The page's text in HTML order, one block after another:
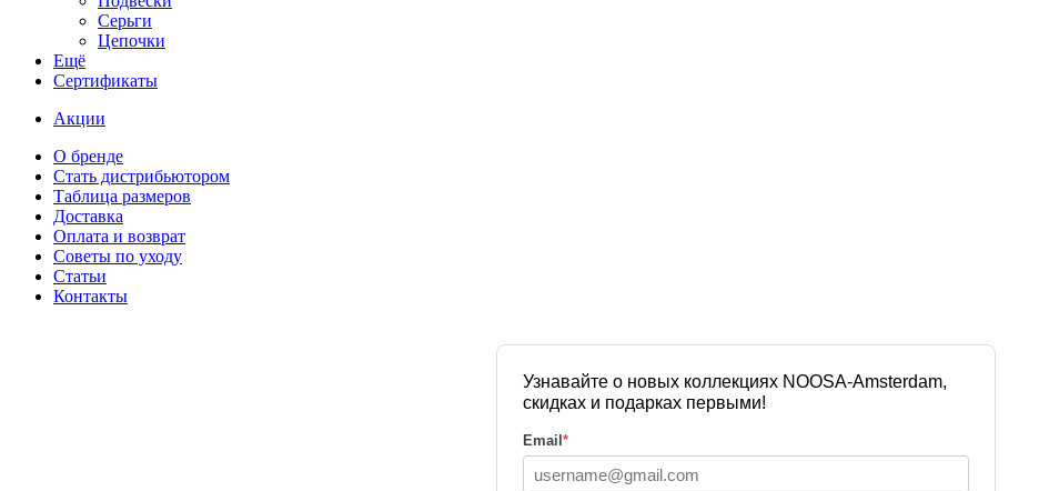
Серьги
Цепочки
Ещё
Сертификаты
Акции
О бренде
Стать дистрибьютором
Таблица размеров
Доставка
Оплата и возврат
Советы по уходу
Статьи
Контакты
Узнавайте о новых коллекциях NOOSA-Amsterdam,
скидках и подарках первыми!
Email *